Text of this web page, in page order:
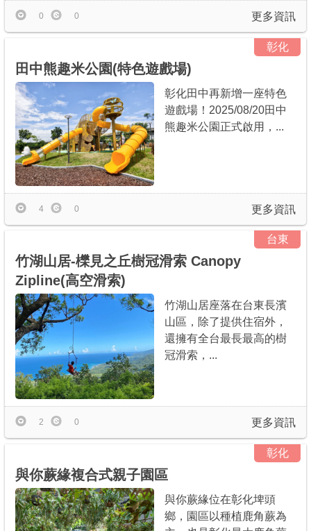
更多資訊
0 0
彰化
田中熊趣米公園(特色遊戲場)
彰化田中再新增一座特色
遊戲場！2025/08/20田中
熊趣米公園正式啟用，...
更多資訊
4 0
台東
竹湖山居-櫟見之丘樹冠滑索 Canopy
Zipline(高空滑索)
竹湖山居座落在台東長濱
山區，除了提供住宿外，
還擁有全台最長最高的樹
冠滑索，...
更多資訊
2 0
彰化
與你蕨緣複合式親子園區
與你蕨緣位在彰化埤頭
鄉，園區以種植鹿角蕨為